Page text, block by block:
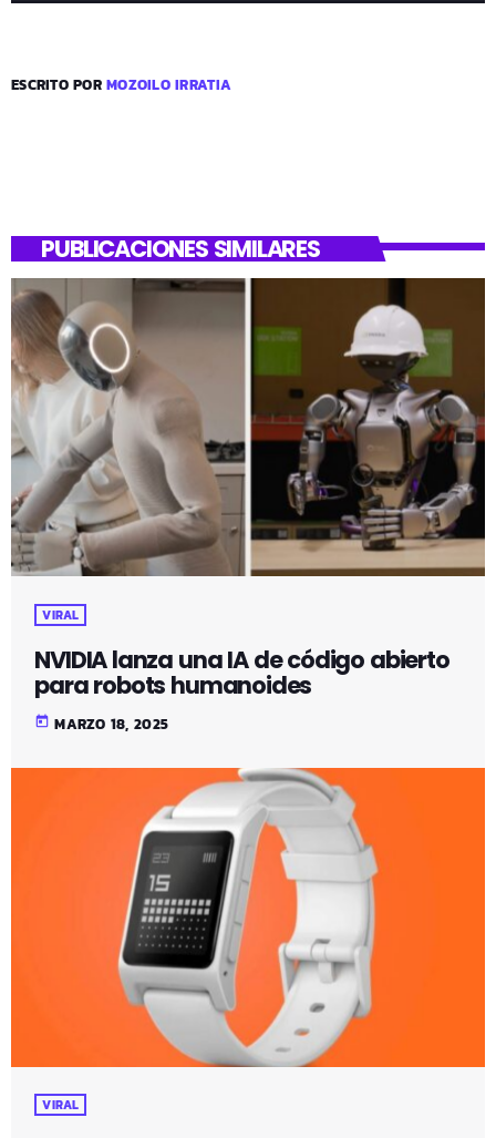
ESCRITO PORMOZOILO IRRATIA
PUBLICACIONES SIMILARES
VIRAL
NVIDIA lanza una IA de código abierto
para robots humanoides
today MARZO 18, 2025
VIRAL